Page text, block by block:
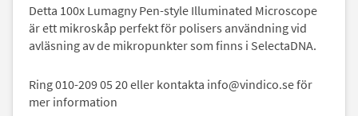
Detta 100x Lumagny Pen-style Illuminated Microscope
är ett mikroskåp perfekt för polisers användning vid
avläsning av de mikropunkter som finns i SelectaDNA.
Ring 010-209 05 20 eller kontakta info@vindico.se för
mer information